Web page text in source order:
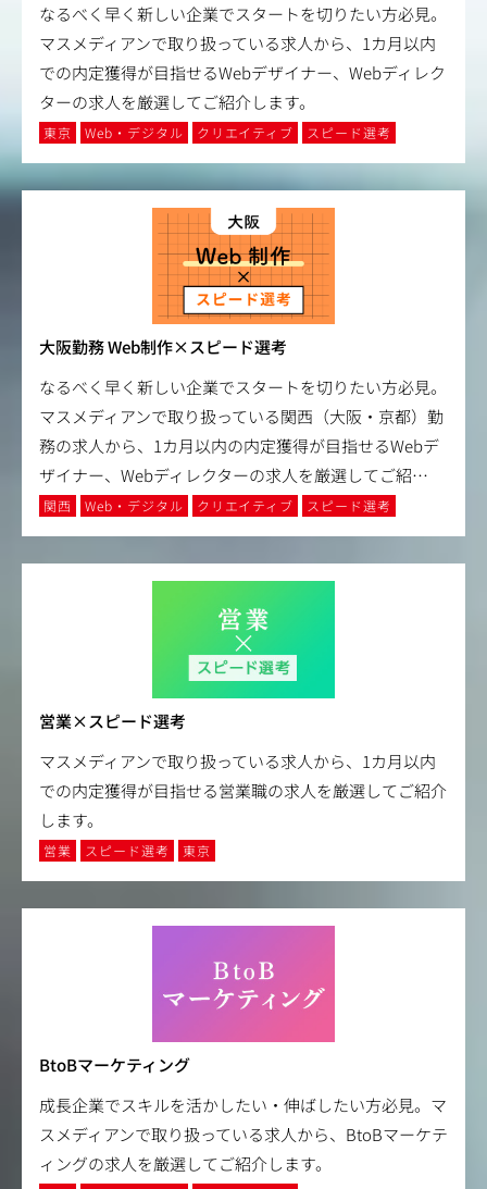
なるべく早く新しい企業でスタートを切りたい方必見。
マスメディアンで取り扱っている求人から、1カ月以内
での内定獲得が目指せるWebデザイナー、Webディレク
ターの求人を厳選してご紹介します。
東京 Web・デジタル クリエイティブ スピード選考
大阪勤務 Web制作×スピード選考
なるべく早く新しい企業でスタートを切りたい方必見。
マスメディアンで取り扱っている関西（大阪・京都）勤
務の求人から、1カ月以内の内定獲得が目指せるWebデ
ザイナー、Webディレクターの求人を厳選してご紹…
関西 Web・デジタル クリエイティブ スピード選考
営業×スピード選考
マスメディアンで取り扱っている求人から、1カ月以内
での内定獲得が目指せる営業職の求人を厳選してご紹介
します。
営業 スピード選考 東京
BtoBマーケティング
成長企業でスキルを活かしたい・伸ばしたい方必見。マ
スメディアンで取り扱っている求人から、BtoBマーケテ
ィングの求人を厳選してご紹介します。